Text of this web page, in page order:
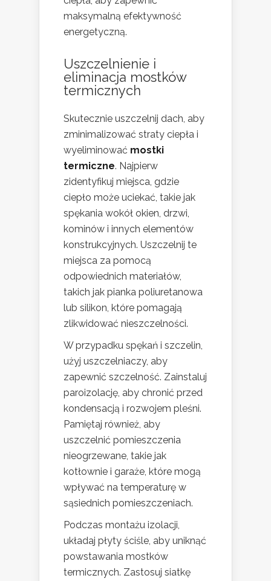
maksymalną efektywność
energetyczną.
Uszczelnienie i
eliminacja mostków
termicznych
Skutecznie uszczelnij dach, aby
zminimalizować straty ciepła i
wyeliminować mostki
termiczne. Najpierw
zidentyfikuj miejsca, gdzie
ciepło może uciekać, takie jak
spękania wokół okien, drzwi,
kominów i innych elementów
konstrukcyjnych. Uszczelnij te
miejsca za pomocą
odpowiednich materiałów,
takich jak pianka poliuretanowa
lub silikon, które pomagają
zlikwidować nieszczelności.
W przypadku spękań i szczelin,
użyj uszczelniaczy, aby
zapewnić szczelność. Zainstaluj
paroizolację, aby chronić przed
kondensacją i rozwojem pleśni.
Pamiętaj również, aby
uszczelnić pomieszczenia
nieogrzewane, takie jak
kotłownie i garaże, które mogą
wpływać na temperaturę w
sąsiednich pomieszczeniach.
Podczas montażu izolacji,
układaj płyty ściśle, aby uniknąć
powstawania mostków
termicznych. Zastosuj siatkę